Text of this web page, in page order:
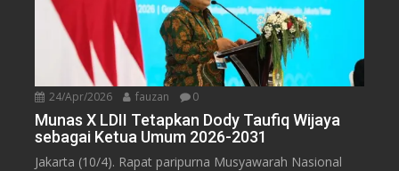
24/Apr/2026 fauzan 0
Munas X LDII Tetapkan Dody Taufiq Wijaya
sebagai Ketua Umum 2026-2031
Jakarta (10/4). Rapat paripurna Musyawarah Nasional